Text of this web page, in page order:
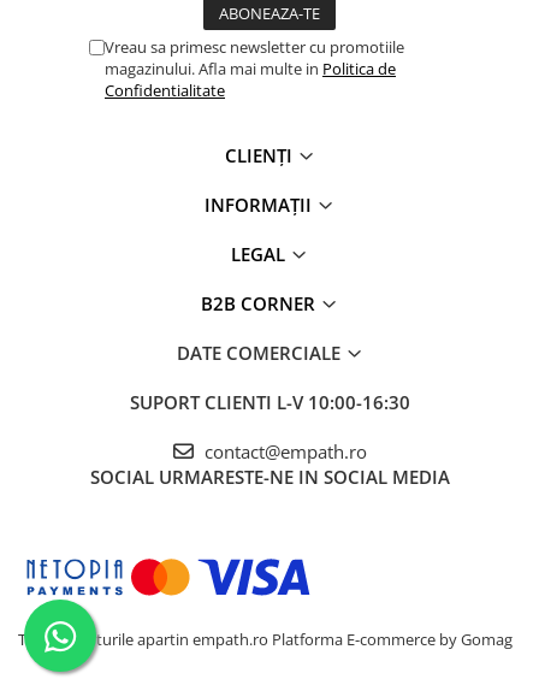
Vreau sa primesc newsletter cu promotiile
magazinului. Afla mai multe in Politica de
Confidentialitate
CLIENȚI
INFORMAȚII
LEGAL
B2B CORNER
DATE COMERCIALE
SUPORT CLIENTI L-V 10:00-16:30
contact@empath.ro
SOCIAL URMARESTE-NE IN SOCIAL MEDIA
Toate drepturile apartin empath.ro Platforma E-commerce by Gomag